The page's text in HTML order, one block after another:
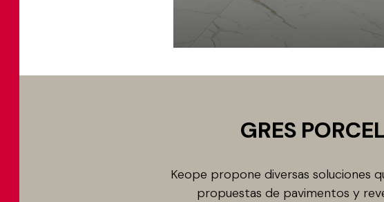
GRES
Keope propone diversas soluciones
propuestas de pavimentos y